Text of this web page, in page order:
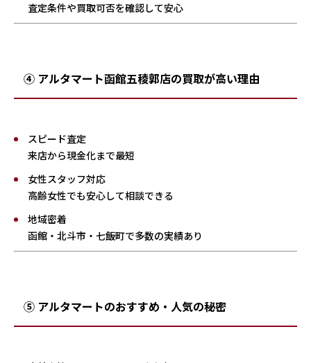
査定条件や買取可否を確認して安心
④ アルタマート函館五稜郭店の買取が高い理由
スピード査定
来店から現金化まで最短
女性スタッフ対応
高齢女性でも安心して相談できる
地域密着
函館・北斗市・七飯町で多数の実績あり
⑤ アルタマートのおすすめ・人気の秘密